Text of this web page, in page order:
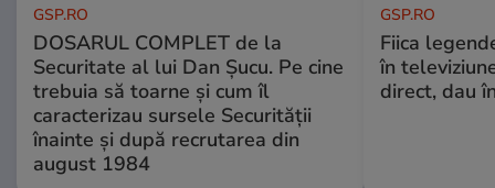
GSP.RO
DOSARUL COMPLET de la
Securitate al lui Dan Șucu. Pe cine
trebuia să toarne și cum îl
caracterizau sursele Securității
înainte și după recrutarea din
august 1984
GSP.RO
Fiica
în
direct, dau